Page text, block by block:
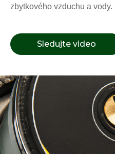
zbytkového vzduchu a vody.
Sledujte video